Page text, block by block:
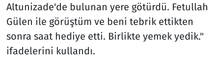
Altunizade'de bulunan yere götürdü. Fetullah
Gülen ile görüştüm ve beni tebrik ettikten
sonra saat hediye etti. Birlikte yemek yedik."
ifadelerini kullandı.